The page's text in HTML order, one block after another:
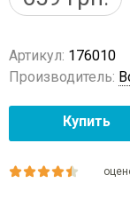
Артикул: 176010
Производитель:
Купить